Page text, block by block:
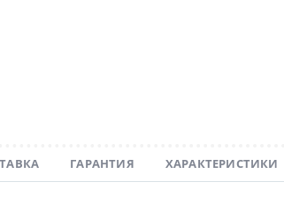
ГАРАНТИЯ ХАРАКТЕРИСТИКИ